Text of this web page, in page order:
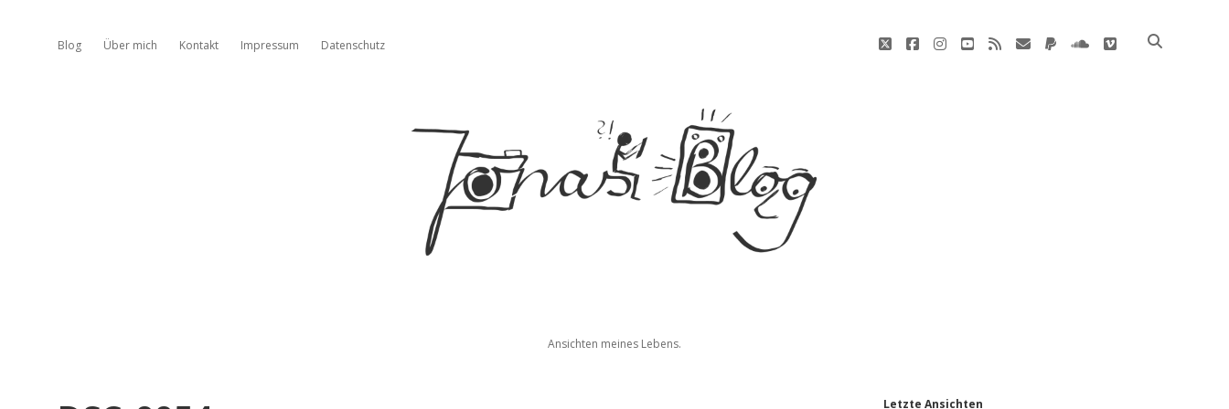
Blog Über mich Kontakt Impressum Datenschutz twitterfacebookinstagram
youtube
rss E-
paypalsoundcloud
vimeo
Jonas'
Ansichten meines Lebens.
Letzte Ansichten